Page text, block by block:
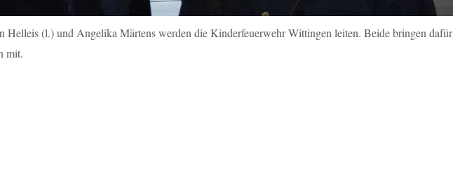
Helleis (l.) und Angelika Märtens werden die Kinderfeuerwehr Wittingen leiten. Beide bringen dafür
mit.